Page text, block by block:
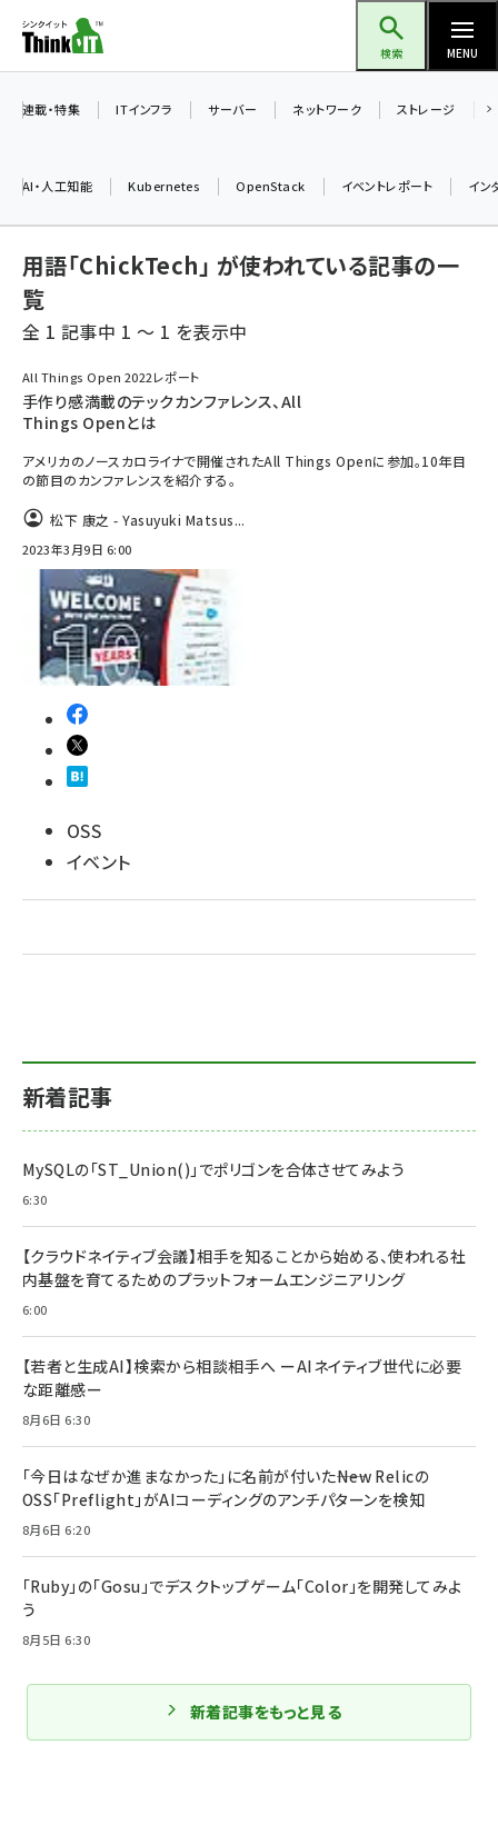
ン
ツ
検索 MENU
ai (2486)
iot女子会 (2273)
北海道をのんびり旅する晴山佳須夫のヒント集！ (2025)
drupal (1947)
genai (1477)
連載・特集 ITインフラ サーバー ネットワーク ストレージ
AI・人工知能 Kubernetes OpenStack イベントレポート イン
用語「ChickTech」 が使われている記事の一
覧
全 1 記事中 1 ～ 1 を表示中
All Things Open 2022レポート
手作り感満載のテックカンファレンス、All
Things Openとは
アメリカのノースカロライナで開催されたAll Things Openに参加。10年目
の節目のカンファレンスを紹介する。
松下 康之 - Yasuyuki Matsus...
2023年3月9日 6:00
OSS
イベント
新着記事
MySQLの「ST_Union()」でポリゴンを合体させてみよう
6:30
【クラウドネイティブ会議】相手を知ることから始める、使われる社
内基盤を育てるためのプラットフォームエンジニアリング
6:00
【若者と生成AI】検索から相談相手へ ーAIネイティブ世代に必要
な距離感ー
8月6日 6:30
「今日はなぜか進まなかった」に名前が付いた――New Relicの
OSS「Preflight」がAIコーディングのアンチパターンを検知
8月6日 6:20
「Ruby」の「Gosu」でデスクトップゲーム「Color」を開発してみよ
う
8月5日 6:30
新着記事をもっと見る